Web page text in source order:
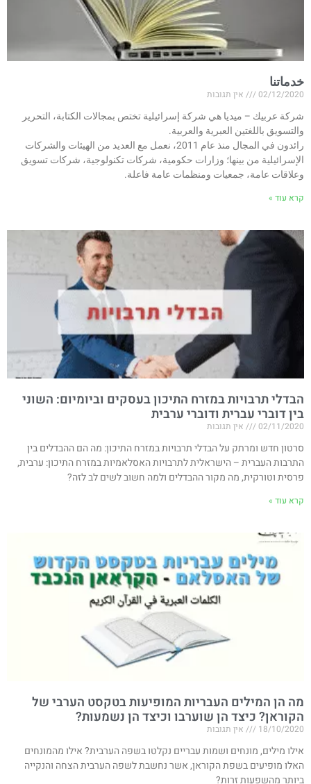
خدماتنا
02/12/2020 אין תגובות
شركة عربيك – ميديا هي شركة إسرائيلية تختص بمجالات الكتابة، التحرير
والتسويق باللغتين العبرية والعربية.
رائدون في المجال منذ عام 2011، نعمل مع العديد من الهيئات والشركات
الإسرائيلية من بينها؛ وزارات حكومية، شركات تكنولوجية، شركات تسويق
وعلاقات عامة، جمعيات ومنظمات عامة فاعلة.
קרא עוד »
הבדלי תרבויות במזרח התיכון בעסקים וביומיום: השוני
בין דוברי עברית ודוברי ערבית
02/11/2020 אין תגובות
סרטון חדש ומרתק על הבדלי תרבויות במזרח התיכון: מה הם ההבדלים בין
התרבות העברית – הישראלית לתרבויות האסלאמיות במזרח התיכון: ערבית,
פרסית וטורקית, מה מקור ההבדלים ולמה חשוב לשים לב לזה?
קרא עוד »
מה הן המילים העבריות המופיעות בטקסט הערבי של
הקוראן? כיצד הן שוערבו וכיצד הן נשמעות?
18/10/2020 אין תגובות
אילו מילים, מונחים ושמות עבריים נקלטו בשפה הערבית? אילו מהמונחים
האלו מופיעים בשפת הקוראן, אשר נחשבת לשפה הערבית הצחה והנקייה
ביותר מהשפעות זרות?